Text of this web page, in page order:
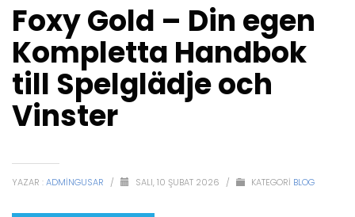
Foxy Gold – Din egen
Kompletta Handbok
till Spelglädje och
Vinster
YAZAR :ADMINGUSAR / SALI, 10 ŞUBAT 2026 / KATEGORI BLOG